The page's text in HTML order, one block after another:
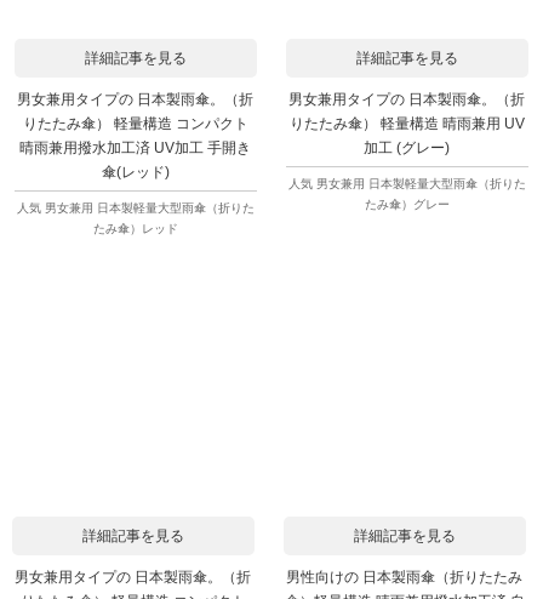
詳細記事を見る
男女兼用タイプの 日本製雨傘。（折
りたたみ傘） 軽量構造 コンパクト
晴雨兼用撥水加工済 UV加工 手開き
傘(レッド)
人気 男女兼用 日本製軽量大型雨傘（折りた
たみ傘）レッド
詳細記事を見る
男女兼用タイプの 日本製雨傘。（折
りたたみ傘） 軽量構造 晴雨兼用 UV
加工 (グレー)
人気 男女兼用 日本製軽量大型雨傘（折りた
たみ傘）グレー
詳細記事を見る
男女兼用タイプの 日本製雨傘。（折
詳細記事を見る
男性向けの 日本製雨傘（折りたたみ